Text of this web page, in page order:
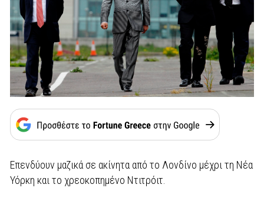
Επενδύουν μαζικά σε ακίνητα από το Λονδίνο μέχρι τη Νέα
Υόρκη και το χρεοκοπημένο Ντιτρόιτ.